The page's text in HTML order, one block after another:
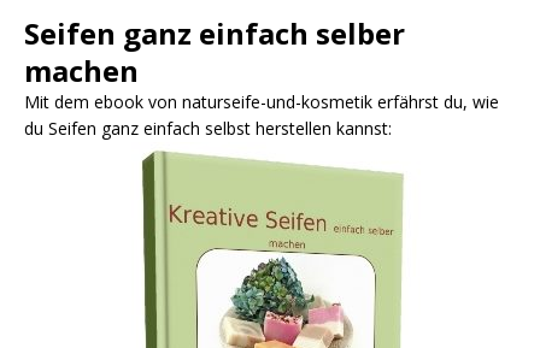
Seifen ganz einfach selber
machen
Mit dem ebook von naturseife-und-kosmetik erfährst du, wie
du Seifen ganz einfach selbst herstellen kannst: